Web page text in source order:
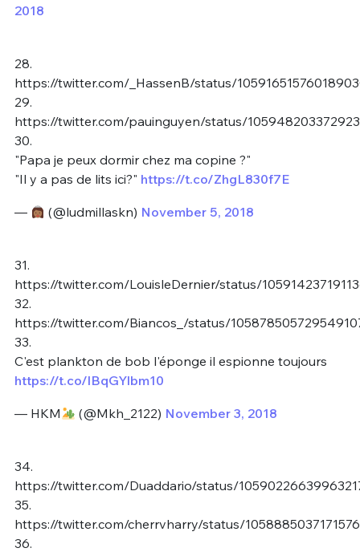
2018
28.
https://twitter.com/_HassenB/status/
29.
https://twitter.com/pauinguyen/status/
30.
"Papa je peux dormir chez ma copine ?"
"Il y a pas de lits ici?" https://t.co/ZhgL830f7E
— (@ludmillaskn) November 5, 2018
31.
https://twitter.com/LouisleDernier/status/
32.
https://twitter.com/Biancos_/status/
33.
C'est plankton de bob l'éponge il espionne toujours
https://t.co/lBqGYlbm10
— HKM (@Mkh_2122) November 3, 2018
34.
https://twitter.com/Duaddario/status/
35.
https://twitter.com/cherrvharry/status/
36.